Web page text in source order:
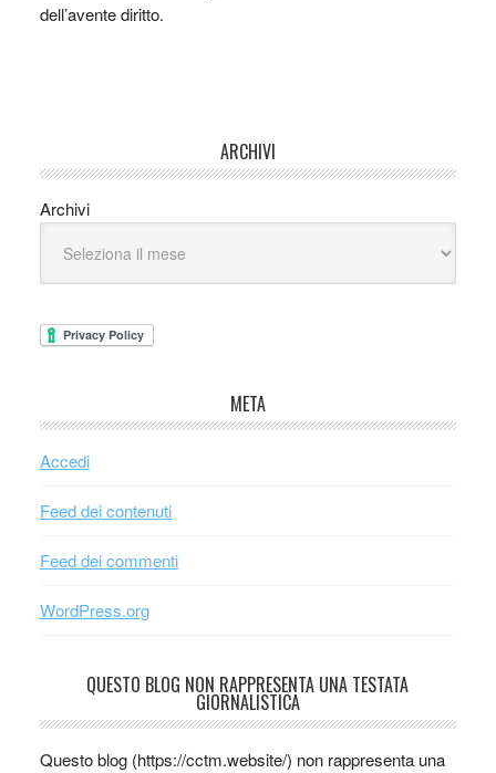
dell’avente diritto.
ARCHIVI
Archivi
META
Accedi
Feed dei contenuti
Feed dei commenti
WordPress.org
QUESTO BLOG NON RAPPRESENTA UNA TESTATA
GIORNALISTICA
Questo blog (https://cctm.website/) non rappresenta una